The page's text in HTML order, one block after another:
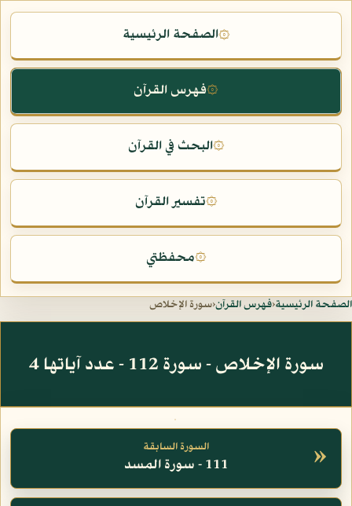
۞الصفحة الرئيسية
۞فهرس القرآن
۞البحث في القرآن
۞تفسير القرآن
۞محفظتي
الصفحة الرئيسية‹فهرس القرآن‹سورة الإخلاص
سورة الإخلاص - سورة 112 - عدد آياتها 4
» السورة السابقة
111 - سورة المسد